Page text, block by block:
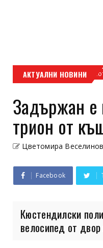
АКТУАЛНИ НОВИНИ
кросов мотор Кой е
Задържан е
трион от
Цветомира
Facebook
Кюстендилски
велосипед от